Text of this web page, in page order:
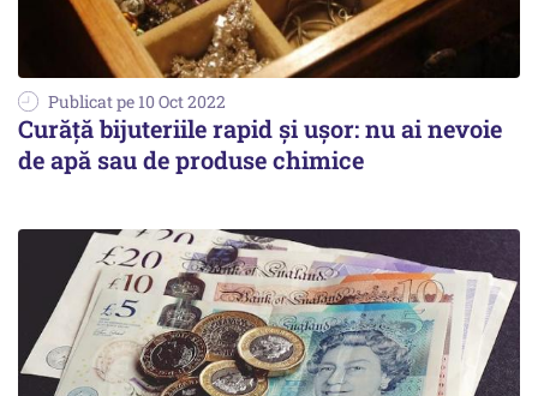
Publicat pe 10 Oct 2022
Curăță bijuteriile rapid și ușor: nu ai nevoie
de apă sau de produse chimice